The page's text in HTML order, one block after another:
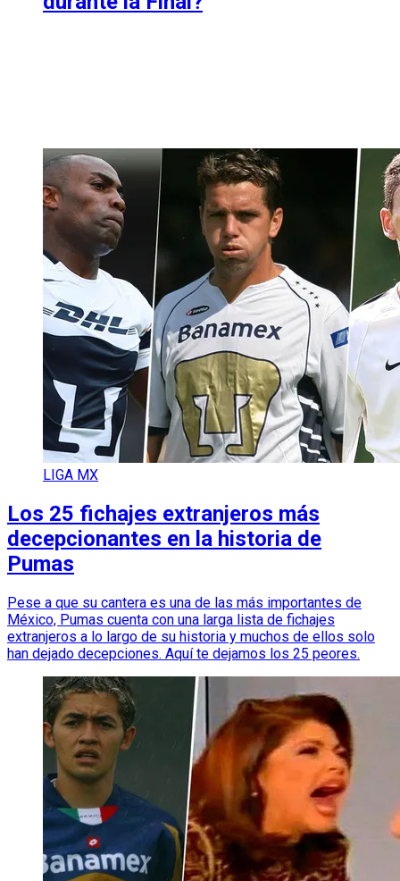
LIGA MX
Los 25 fichajes extranjeros más
decepcionantes en la historia de
Pumas
Pese a que su cantera es una de las más importantes de
México, Pumas cuenta con una larga lista de fichajes
extranjeros a lo largo de su historia y muchos de ellos solo
han dejado decepciones. Aquí te dejamos los 25 peores.